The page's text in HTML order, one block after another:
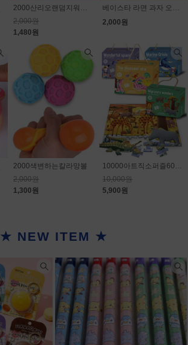
2000산리오랜덤지워지는볼펜
2,000원
1,480원
베이스타 라면 과자 오리지널 4p(줄줄이) 80g(20g×4개)
2,000원
2000색변하는칼라망볼
2,000원
1,300원
10000아트직소퍼즐60PCS
10,000원
5,900원
★ NEW ITEM ★